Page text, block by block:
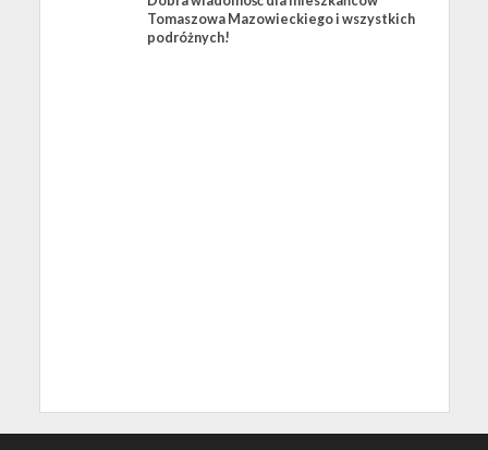
Tomaszowa Mazowieckiego i wszystkich
podróżnych!